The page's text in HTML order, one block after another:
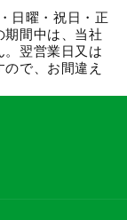
日曜・祝日・正
期間中は、当社
翌営業日又は
で、お間違え